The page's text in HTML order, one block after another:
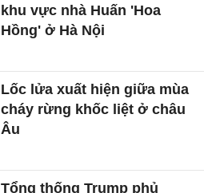
khu vực nhà Huấn 'Hoa
Hồng' ở Hà Nội
Lốc lửa xuất hiện giữa mùa
cháy rừng khốc liệt ở châu
Âu
Tổng thống Trump phủ